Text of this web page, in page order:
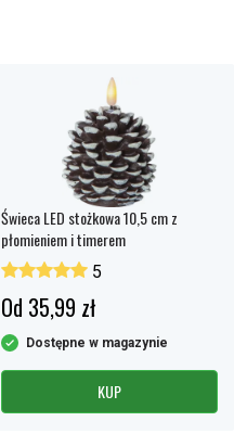
Świeca LED stożkowa 10,5 cm z
płomieniem i timerem
5
Od 35,99 zł
Dostępne w magazynie
KUP